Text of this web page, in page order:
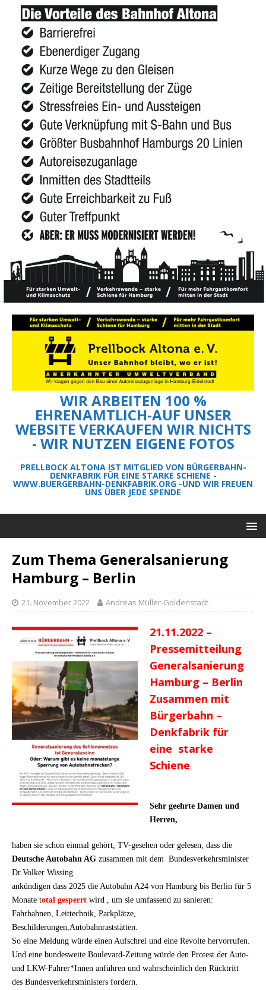
WIR ARBEITEN 100 %
EHRENAMTLICH-AUF UNSER
WEBSITE VERKAUFEN WIR NICHTS
- WIR NUTZEN EIGENE FOTOS
PRELLBOCK ALTONA IST MITGLIED VON BÜRGERBAHN-
DENKFABRIK FÜR EINE STARKE SCHIENE -
WWW.BUERGERBAHN-DENKFABRIK.ORG -UND WIR FREUEN
UNS ÜBER JEDE SPENDE
Zum Thema Generalsanierung
Hamburg – Berlin
21. November 2022 Andreas Müller-Goldenstadt
21.11.2022 –
Pressemitteilung
Generalsanierung
Hamburg – Berlin
Zusammen mit
Bürgerbahn –
Denkfabrik für
eine starke
Schiene
Sehr geehrte Damen und
Herren,
haben sie schon einmal gehört, TV-gesehen oder gelesen, dass die
Deutsche Autobahn AG zusammen mit dem Bundesverkehrsminister
Dr.Volker Wissing
ankündigen dass 2025 die Autobahn A24 von Hamburg bis Berlin für 5
Monate total gesperrt wird , um sie umfassend zu sanieren:
Fahrbahnen, Leittechnik, Parkplätze,
Beschilderungen,Autobahnraststätten.
So eine Meldung würde einen Aufschrei und eine Revolte hervorrufen.
Und eine bundesweite Boulevard-Zeitung würde den Protest der Auto-
und LKW-Fahrer*Innen anführen und wahrscheinlich den Rücktritt
des Bundesverkehrsministers fordern.